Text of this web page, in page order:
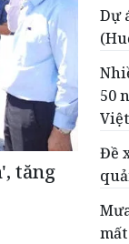
tăng
Dự
50
Đề